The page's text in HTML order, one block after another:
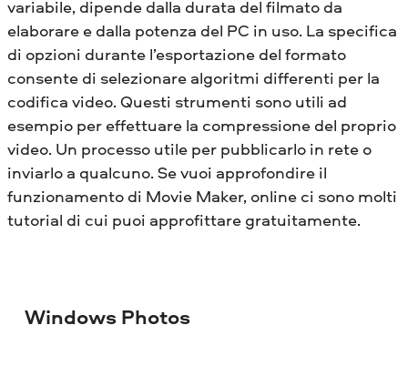
variabile, dipende dalla durata del filmato da
elaborare e dalla potenza del PC in uso. La specifica
di opzioni durante l’esportazione del formato
consente di selezionare algoritmi differenti per la
codifica video. Questi strumenti sono utili ad
esempio per effettuare la compressione del proprio
video. Un processo utile per pubblicarlo in rete o
inviarlo a qualcuno. Se vuoi approfondire il
funzionamento di Movie Maker, online ci sono molti
tutorial di cui puoi approfittare gratuitamente.
Windows Photos